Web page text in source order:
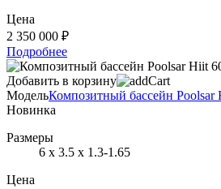
Цена
2 350 000 ₽
Подробнее
Добавить в корзину
МодельКомпозитный бассейн Poolsar
Новинка
Размеры
6 х 3.5 х 1.3-1.65
Цена